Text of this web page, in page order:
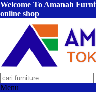
Welcome To Amanah
online shop
Menu